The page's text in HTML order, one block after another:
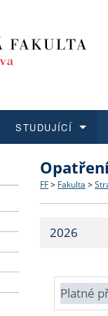
Struktura
Strategie
Fakultní
Co
Učitelské
STUDUJÍCÍ
O vědě a
Aktuální
FF > Fakulta >
2026
Platné